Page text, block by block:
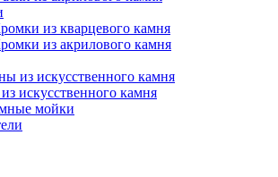
из кварцевого камня
из акрилового камня
из искусственного камня
искусственного камня
мойки